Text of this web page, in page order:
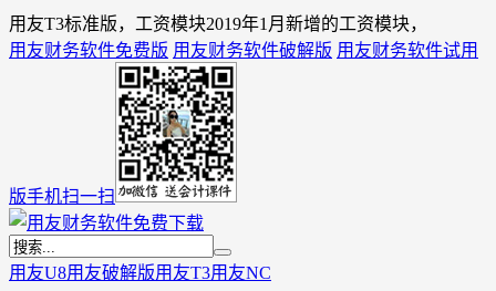
用友T3标准版，工资模块2019年1月新增的工资模块，
用友财务软件免费版 用友财务软件破解版 用友财务软件试用
版手机扫一扫
用友U8用友破解版用友T3用友NC